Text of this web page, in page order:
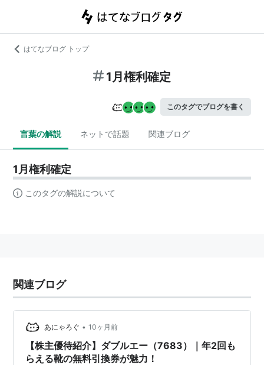
はてなブログ トップ
1月権利確定
このタグでブログを書く
言葉の解説 ネットで話題 関連ブログ
1月権利確定
このタグの解説について
関連ブログ
あにゃろぐ • 10ヶ月前
【株主優待紹介】ダブルエー（7683）｜年2回も
らえる靴の無料引換券が魅力！